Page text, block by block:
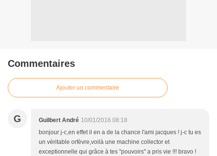
Commentaires
Ajouter un commentaire
G Guilbert André 10/01/2016 08:18
bonjour j-c,en effet il en a de la chance l'ami jacques ! j-c tu es
un véritable orfèvre,voilà une machine collector et
exceptionnelle qui grâce à tes "pouvoirs" a pris vie !!! bravo !